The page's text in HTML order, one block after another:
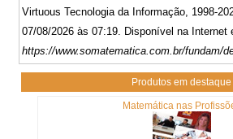
Virtuous Tecnologia da Informação, 1998-
07/08/2026 às 07:19. Disponível na Internet
https://www.somatematica.com.br/fundam/
Produtos em destaque
Matemática nas